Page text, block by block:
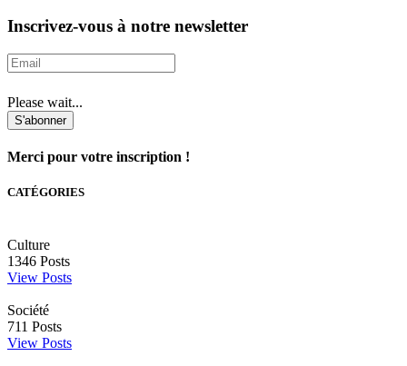
Inscrivez-vous à notre newsletter
Please wait...
S'abonner
Merci pour votre inscription !
CATÉGORIES
Culture
1346 Posts
View Posts
Société
711 Posts
View Posts